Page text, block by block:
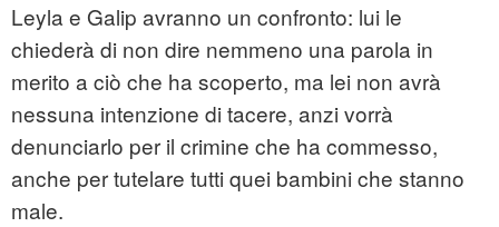
Leyla e Galip avranno un confronto: lui le
chiederà di non dire nemmeno una parola in
merito a ciò che ha scoperto, ma lei non avrà
nessuna intenzione di tacere, anzi vorrà
denunciarlo per il crimine che ha commesso,
anche per tutelare tutti quei bambini che stanno
male.